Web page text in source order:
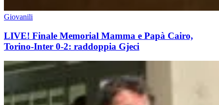
Giovanili
LIVE! Finale Memorial Mamma e Papà Cairo,
Torino-Inter 0-2: raddoppia Gjeci